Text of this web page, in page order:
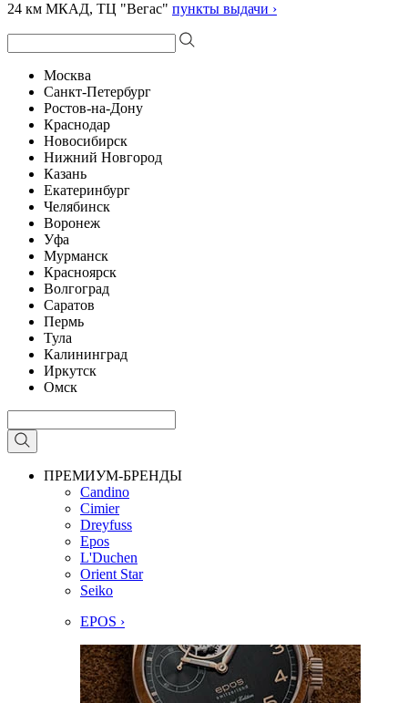
24 км МКАД, ТЦ "Вегас" пункты выдачи ›
Москва
Санкт-Петербург
Ростов-на-Дону
Краснодар
Новосибирск
Нижний Новгород
Казань
Екатеринбург
Челябинск
Воронеж
Уфа
Мурманск
Красноярск
Волгоград
Саратов
Пермь
Тула
Калининград
Иркутск
Омск
ПРЕМИУМ-БРЕНДЫ
Candino
Cimier
Dreyfuss
Epos
L'Duchen
Orient Star
Seiko
EPOS ›